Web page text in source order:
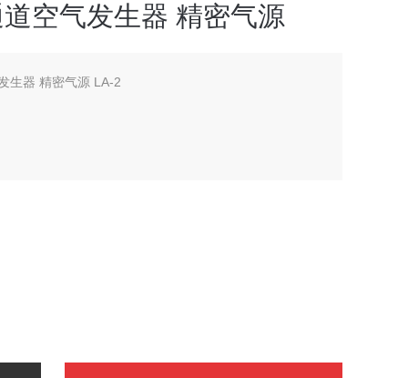
空气发生器 精密气源
生器 精密气源 LA-2